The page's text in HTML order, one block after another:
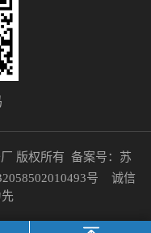
版权所有 备案号：苏
号 诚信